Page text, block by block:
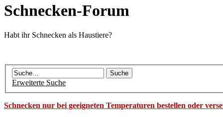
Schnecken-Forum
Habt ihr Schnecken als Haustiere?
Erweiterte Suche
Schnecken nur bei geeigneten Temperaturen bestellen oder